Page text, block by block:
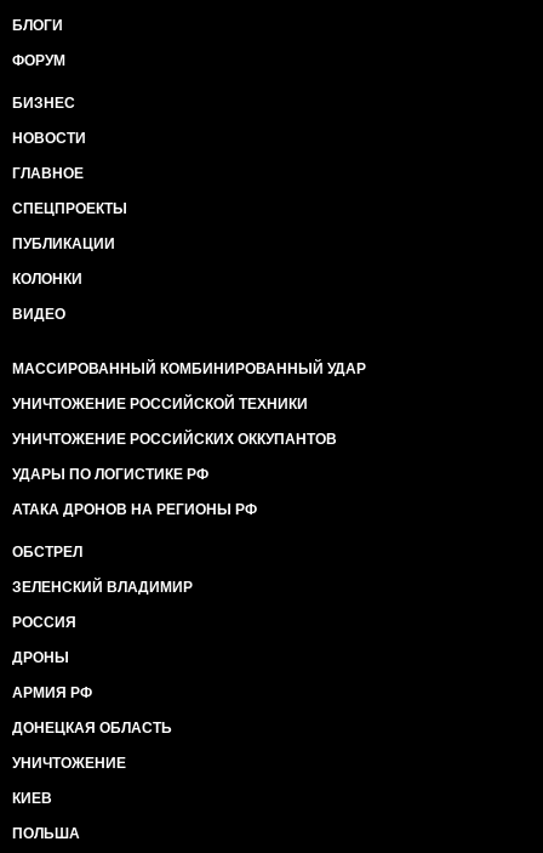
БЛОГИ
ФОРУМ
БИЗНЕС
НОВОСТИ
ГЛАВНОЕ
СПЕЦПРОЕКТЫ
ПУБЛИКАЦИИ
КОЛОНКИ
ВИДЕО
МАССИРОВАННЫЙ КОМБИНИРОВАННЫЙ УДАР
УНИЧТОЖЕНИЕ РОССИЙСКОЙ ТЕХНИКИ
УНИЧТОЖЕНИЕ РОССИЙСКИХ ОККУПАНТОВ
УДАРЫ ПО ЛОГИСТИКЕ РФ
АТАКА ДРОНОВ НА РЕГИОНЫ РФ
ОБСТРЕЛ
ЗЕЛЕНСКИЙ ВЛАДИМИР
РОССИЯ
ДРОНЫ
АРМИЯ РФ
ДОНЕЦКАЯ ОБЛАСТЬ
УНИЧТОЖЕНИЕ
КИЕВ
ПОЛЬША